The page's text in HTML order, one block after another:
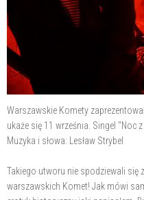
Warszawskie Komety
ukaże się 11 września. Singel "Noc
Muzyka i słowa: Lesław Strybel
Takiego utworu nie spodziewali się
warszawskich Komet! Jak mówi